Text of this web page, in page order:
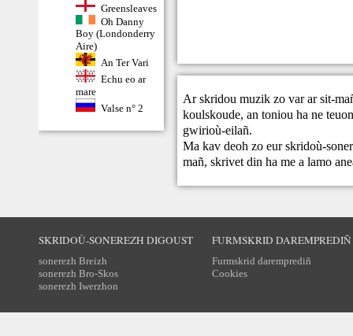
Greensleaves
Oh Danny
Boy (Londonderry
Aire)
An Ter Vari
Echu eo ar
mare
Valse n° 2
Ar skridou muzik zo var ar sit-
koulskoude, an toniou ha ne
gwirioù-eilañ.
Ma kav deoh zo eur skridoù-
mañ,skrivet din ha me a lamo
SKRIDOÙ-SONEREZH DIGOUST
sonerezh Breizh
sonerezh Bro-Skos
sonerezh Iwerzhon
FURMSKRID DAREMPREDIÑ
Furmskrid daremprediñ
Cookies